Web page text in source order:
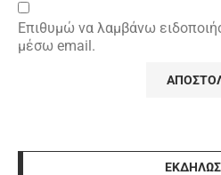
Επιθυμώ να λαμβάνω
μέσω email.